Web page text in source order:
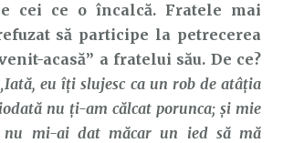
cei ce o încalcă. Fratele mai
să participe la petrecerea
acasă” a fratelui său. De ce?
eu îţi slujesc ca un rob de atâţia
nu ţi-am călcat porunca; şi mie
nu mi-ai dat măcar un ied să mă